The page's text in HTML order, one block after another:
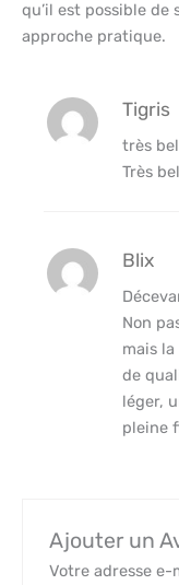
qu’il est possible
approche pratique.
Tigris
très
Très
Blix
Non
mais
de
léger,
pleine
Ajouter un
Votre adresse e-